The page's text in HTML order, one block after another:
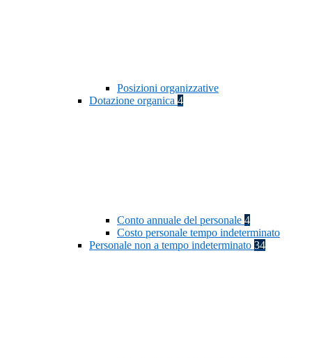
Posizioni organizzative
Dotazione organica 4
Conto annuale del personale 4
Costo personale tempo indeterminato
Personale non a tempo indeterminato 34